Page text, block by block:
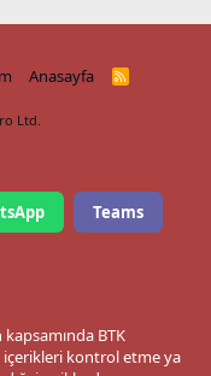
Anasayfa
R
Ltd.
Teams
kapsamında BTK
içerikleri kontrol etme ya